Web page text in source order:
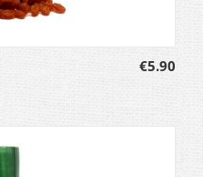
€5.90